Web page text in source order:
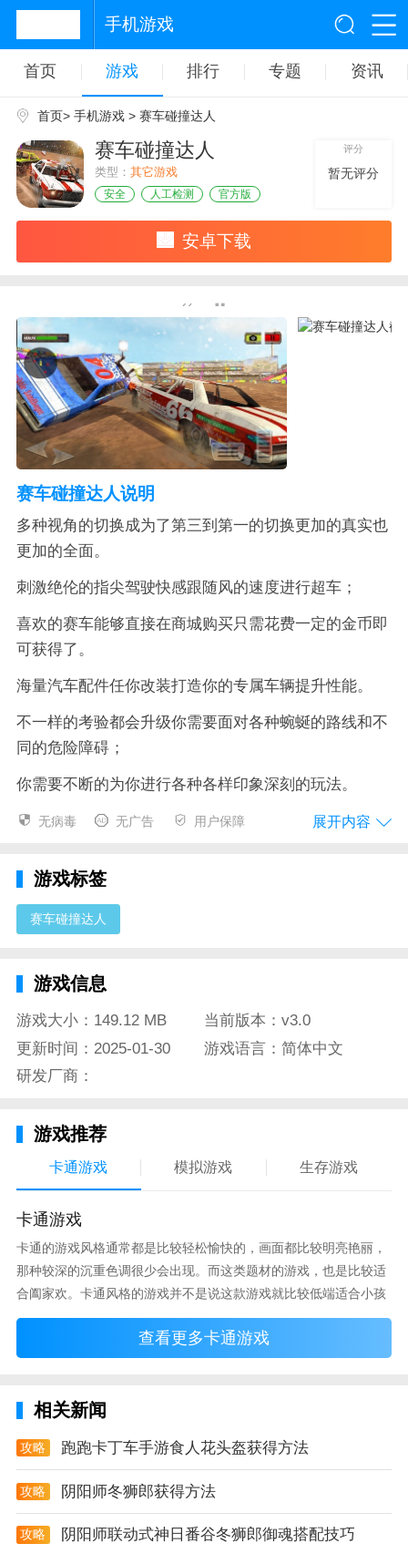
手机游戏
首页 游戏 排行 专题 资讯
首页> 手机游戏> 赛车碰撞达人
赛车碰撞达人
类型： 其它游戏
安全 人工检测 官方版
评分
暂无评分
安卓下载
赛车碰撞达人说明
多种视角的切换成为了第三到第一的切换更加的真实也
更加的全面。
刺激绝伦的指尖驾驶快感跟随风的速度进行超车；
喜欢的赛车能够直接在商城购买只需花费一定的金币即
可获得了。
海量汽车配件任你改装打造你的专属车辆提升性能。
不一样的考验都会升级你需要面对各种蜿蜒的路线和不
同的危险障碍；
你需要不断的为你进行各种各样印象深刻的玩法。
赛车碰撞达人点评
虽然你是要避免撞击障碍物的但是仍然可以在此获得撞
击快感哦你可以用力的去撞击路边的任何车辆。
改造可以自由碰撞。
降低人的车辆全部撞毁才能获得最终胜利你的挑战也会
变得更困难。
赛车碰撞达人一款火爆的赛车竞速游戏在这里玩家可以
享受赛车带来的乐趣。
赛车碰撞达人介绍
机。
超刺激的赛车玩法你可以不断的去撞击你的对手也可以
让你发泄怒火。
每一次道具收集过程中都是需要经过才能将其拾起经过
的过程中将会有不同的危机潜伏着。
最终的比赛结果；
让自己努力的操控同时让所有的汽车安全抵达终点完美
通关解锁新的成就。
赛车碰撞达人优势
1、赛车碰撞模拟器游戏是一款可以体验真正碰撞的游
无病毒 无广告 用户保障 展开内容
游戏标签
赛车碰撞达人
游戏信息
游戏大小：149.12 MB
当前版本：v3.0
更新时间：2025-01-30
游戏语言：简体中文
研发厂商：
游戏推荐
卡通游戏 模拟游戏 生存游戏
卡通游戏
卡通的游戏风格通常都是比较轻松愉快的，画面都比较明亮艳丽，
那种较深的沉重色调很少会出现。而这类题材的游戏，也是比较适
合阖家欢。卡通风格的游戏并不是说这款游戏就比较低端适合小孩
子玩，因为很多游戏厂商会故意把游戏中添加进入卡通元素，这也
可以说是一种勾起大家兴趣的手段！身边有好友能够在一起游戏的
小伙伴，不妨来这里挑选一两款适合的游戏与好友分享这份快乐。
查看更多卡通游戏
相关新闻
攻略 跑跑卡丁车手游食人花头盔获得方法
攻略 阴阳师冬狮郎获得方法
攻略 阴阳师联动式神日番谷冬狮郎御魂搭配技巧